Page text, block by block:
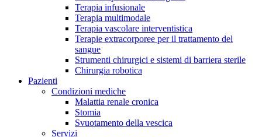
Braun con il nostro portfolio completo.
contatto con un nostro referente.
Terapia infusionale
Terapia multimodale
Terapia vascolare interventistica
Terapie extracorporee per il trattamento del
sangue
Strumenti chirurgici e sistemi di barriera sterile
Chirurgia robotica
Pazienti
Condizioni mediche
Malattia renale cronica
Stomia
Svuotamento della vescica
Servizi